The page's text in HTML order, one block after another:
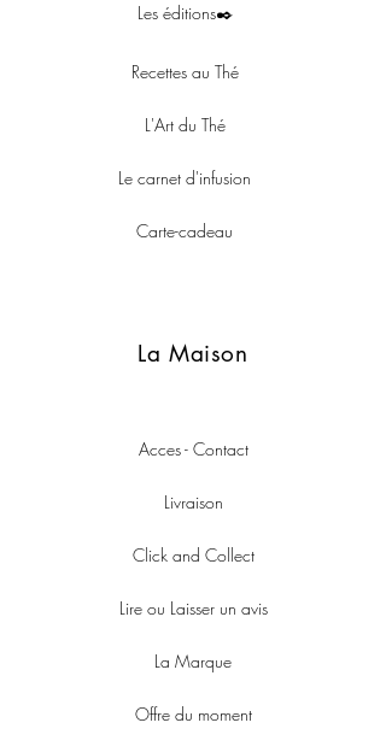
Les éditions✒️
Recettes au Thé
L'Art du Thé
Le carnet d'infusion
Carte-cadeau
La Maison
Acces - Contact
Livraison
Click and Collect
Lire ou Laisser un avis
La Marque
Offre du moment